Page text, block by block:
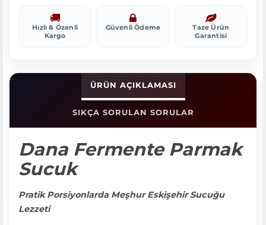
Hızlı & Özenli
Kargo
Güvenli Ödeme
Taze Ürün
Garantisi
ÜRÜN AÇIKLAMASI
SIKÇA SORULAN SORULAR
Dana Fermente Parmak
Sucuk
Pratik Porsiyonlarda Meşhur Eskişehir Sucuğu
Lezzeti